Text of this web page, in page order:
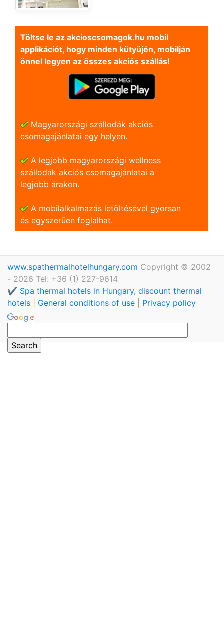
Töltse le az akcioscsomagok.hu mobil
applikációt, hogy minden kütyüjén, mobilján
önnel legyen az összes akciós szállás!
Magyarországi szállodák akciós
csomagajánlatai egy helyen.
A legjobb magyarországi wellness
szállodák akciós csomagajánlatai a
legjobb árakon.
A mobilalkalmazás letöltésével gyorsan
és egyszerũen foglalhat.
www.spathermalhotelhungary.com Copyright © 2002
- 2026 Tel: +36 (1) 227-9614
✔️ Spa thermal hotels in Hungary, discount thermal
hotels
General conditions of use Privacy policy